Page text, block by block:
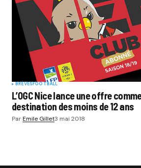
BRÈVESFOOTBALL
L’OGC Nice lance une offre
destination des moins de 12 ans
ParEmile Gillet3 mai 2018